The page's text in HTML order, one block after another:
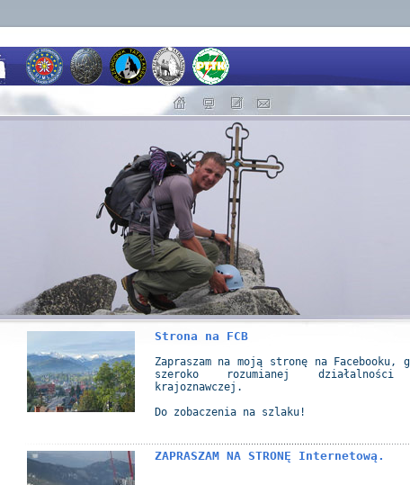
Strona na FCB
Zapraszam na moją stronę na
szeroko rozumianej
krajoznawczej.
Do zobaczenia na szlaku!
ZAPRASZAM NA STRONĘ Internetową.